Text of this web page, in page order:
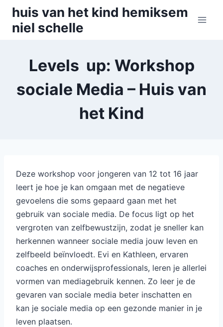
Skip
content
huis van het kind hemiksem
niel schelle
Levels up: Workshop
sociale Media – Huis van
het Kind
Deze workshop voor jongeren van 12 tot 16 jaar
leert je hoe je kan omgaan met de negatieve
gevoelens die soms gepaard gaan met het
gebruik van sociale media. De focus ligt op het
vergroten van zelfbewustzijn, zodat je sneller kan
herkennen wanneer sociale media jouw leven en
zelfbeeld beïnvloedt. Evi en Kathleen, ervaren
coaches en onderwijsprofessionals, leren je allerlei
vormen van mediagebruik kennen. Zo leer je de
gevaren van sociale media beter inschatten en
kan je sociale media op een gezonde manier in je
leven plaatsen.